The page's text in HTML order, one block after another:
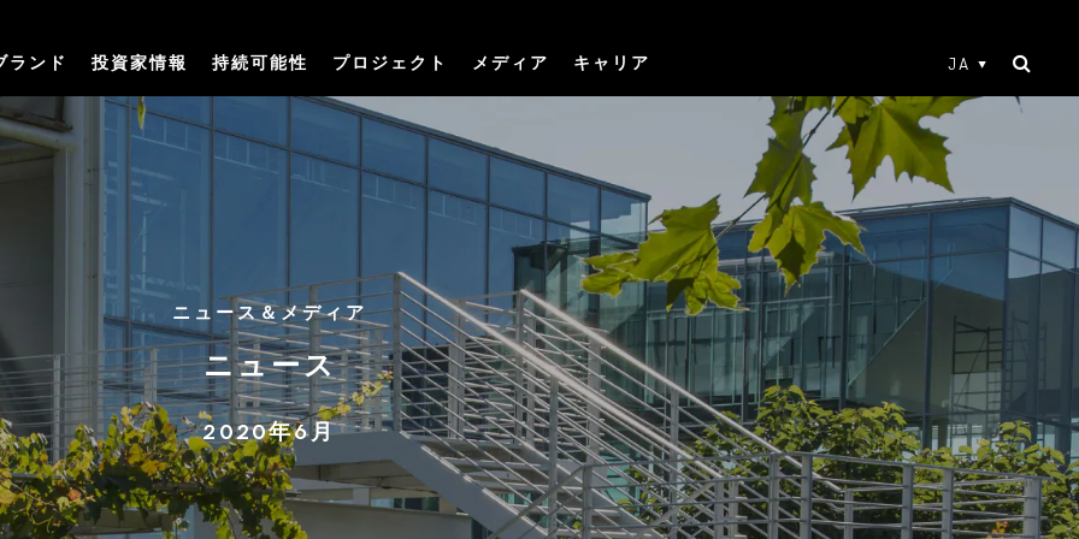
ランド 投資家情報 持続可能性 プロジェクト メディア キャリア JA
ニュース＆メディア
ニュース
2020年6月